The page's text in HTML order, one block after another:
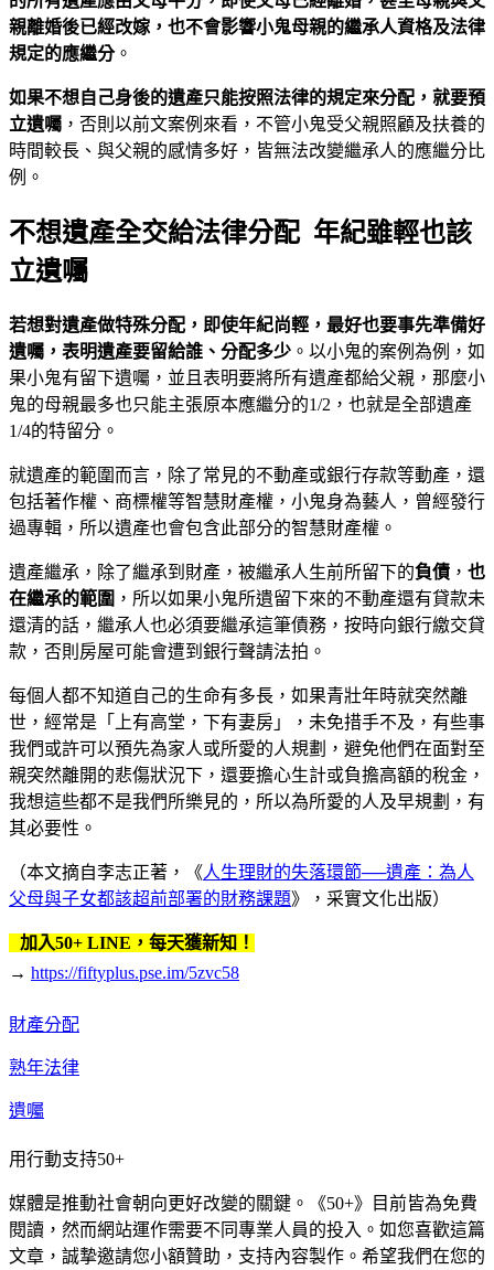
親離婚後已經改嫁，也不會影響小鬼母親的繼承人資格及法律
規定的應繼分。
如果不想自己身後的遺產只能按照法律的規定來分配，就要預
立遺囑 ，否則以前文案例來看，不管小鬼受父親照顧及扶養的
時間較長、與父親的感情多好，皆無法改變繼承人的應繼分比
例。
不想遺產全交給法律分配 年紀雖輕也該
立遺囑
若想對遺產做特殊分配，即使年紀尚輕，最好也要事先準備好
遺囑，表明遺產要留給誰、分配多少 。以小鬼的案例為例，如
果小鬼有留下遺囑，並且表明要將所有遺產都給父親，那麼小
鬼的母親最多也只能主張原本應繼分的1/2，也就是全部遺產
1/4的特留分。
就遺產的範圍而言，除了常見的不動產或銀行存款等動產，還
包括著作權、商標權等智慧財產權，小鬼身為藝人，曾經發行
過專輯，所以遺產也會包含此部分的智慧財產權。
遺產繼承，除了繼承到財產，被繼承人生前所留下的負債 ， 也
在繼承的範圍 ，所以如果小鬼所遺留下來的不動產還有貸款未
還清的話，繼承人也必須要繼承這筆債務，按時向銀行繳交貸
款，否則房屋可能會遭到銀行聲請法拍。
每個人都不知道自己的生命有多長，如果青壯年時就突然離
世，經常是「上有高堂，下有妻房」，未免措手不及，有些事
我們或許可以預先為家人或所愛的人規劃，避免他們在面對至
親突然離開的悲傷狀況下，還要擔心生計或負擔高額的稅金，
我想這些都不是我們所樂見的，所以為所愛的人及早規劃，有
其必要性。
（本文摘自李志正著，《人生理財的失落環節──遺產：為人
父母與子女都該超前部署的財務課題》，采實文化出版）
加入50+ LINE，每天獲新知！
→ https://fiftyplus.pse.im/5zvc58
財產分配
熟年法律
遺囑
用行動支持50+
媒體是推動社會朝向更好改變的關鍵。《50+》目前皆為免費
閱讀，然而網站運作需要不同專業人員的投入。如您喜歡這篇
文章，誠摯邀請您小額贊助，支持內容製作。希望我們在您的